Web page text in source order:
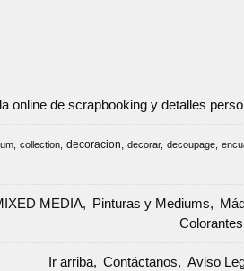
online de scrapbooking y detalles
collection decoracion decorar decoupage
MEDIA Pinturas y Mediums
Colorantes
Ir arriba Contáctanos Aviso